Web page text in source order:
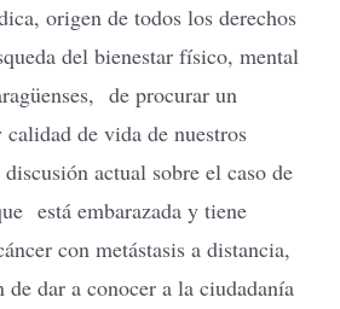
origen de todos los derechos
del bienestar físico, mental
de procurar un
calidad de vida de nuestros
actual sobre el caso de
está embarazada y tiene
con metástasis a distancia,
dar a conocer a la ciudadanía